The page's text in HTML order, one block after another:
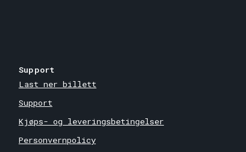
Support
Last ner billett
Support
Kjøps- og leveringsbetingelser
Personvernpolicy